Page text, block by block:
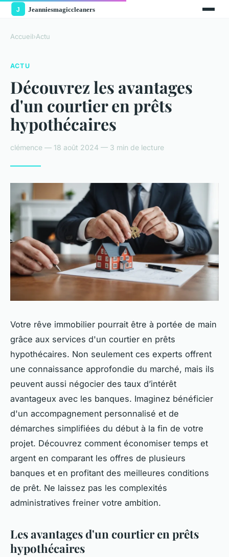
Accueil›Actu
ACTU
Découvrez les avantages
d'un courtier en prêts
hypothécaires
clémence — 18 août 2024 — 3 min de lecture
Votre rêve immobilier pourrait être à portée de main
grâce aux services d'un courtier en prêts
hypothécaires. Non seulement ces experts offrent
une connaissance approfondie du marché, mais ils
peuvent aussi négocier des taux d’intérêt
avantageux avec les banques. Imaginez bénéficier
d'un accompagnement personnalisé et de
démarches simplifiées du début à la fin de votre
projet. Découvrez comment économiser temps et
argent en comparant les offres de plusieurs
banques et en profitant des meilleures conditions
de prêt. Ne laissez pas les complexités
administratives freiner votre ambition.
Les avantages d'un courtier en prêts
hypothécaires